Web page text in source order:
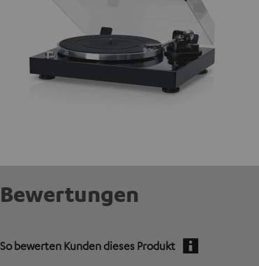
Bewertungen
So bewerten Kunden dieses Produkt